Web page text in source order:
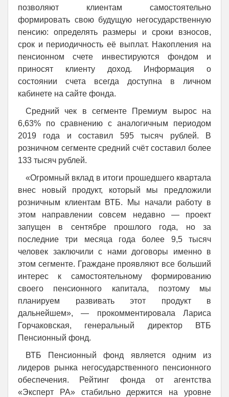
позволяют клиентам самостоятельно
формировать свою будущую негосударственную
пенсию: определять размеры и сроки взносов,
срок и периодичность её выплат. Накопления на
пенсионном счете инвестируются фондом и
приносят клиенту доход. Информация о
состоянии счета всегда доступна в личном
кабинете на сайте фонда.
Средний чек в сегменте Премиум вырос на
6,63% по сравнению с аналогичным периодом
2019 года и составил 595 тысяч рублей. В
розничном сегменте средний счёт составил более
133 тысяч рублей.
«Огромный вклад в итоги прошедшего квартала
внес новый продукт, который мы предложили
розничным клиентам ВТБ. Мы начали работу в
этом направлении совсем недавно — проект
запущен в сентябре прошлого года, но за
последние три месяца года более 9,5 тысяч
человек заключили с нами договоры именно в
этом сегменте. Граждане проявляют все больший
интерес к самостоятельному формированию
своего пенсионного капитала, поэтому мы
планируем развивать этот продукт в
дальнейшем», — прокомментировала Лариса
Горчаковская, генеральный директор ВТБ
Пенсионный фонд.
ВТБ Пенсионный фонд является одним из
лидеров рынка негосударственного пенсионного
обеспечения. Рейтинг фонда от агентства
«Эксперт РА» стабильно держится на уровне